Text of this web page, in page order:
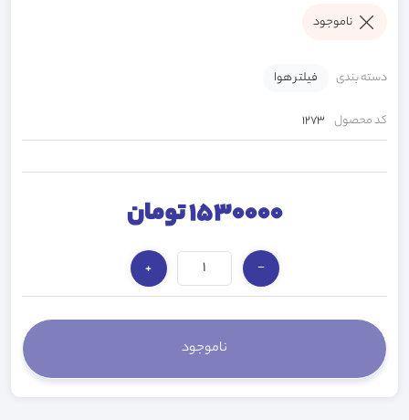
ناموجود
دسته بندی فیلتر هوا
کد محصول 1273
1530000 تومان
−
+